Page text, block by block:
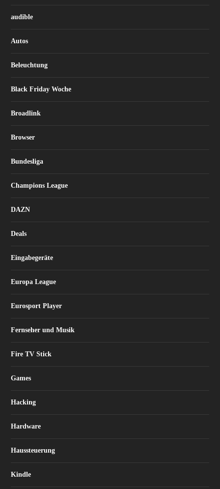
audible
Autos
Beleuchtung
Black Friday Woche
Broadlink
Browser
Bundesliga
Champions League
DAZN
Deals
Eingabegeräte
Europa League
Eurosport Player
Fernseher und Musik
Fire TV Stick
Games
Hacking
Hardware
Haussteuerung
Kindle